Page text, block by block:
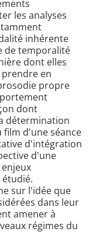
les analyses
inhérente
de temporalité
dont elles
en
propre
dont
détermination
d'une séance
d'intégration
d'une
sur l'idée que
dans leur
amener à
régimes du